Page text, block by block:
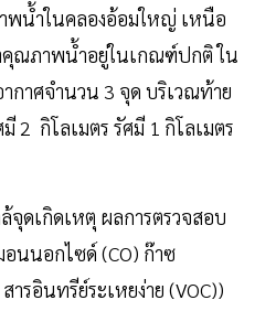
พน้ำในคลองอ้อมใหญ่ เหนือ
คุณภาพน้ำอยู่ในเกณฑ์ปกติ ใน
กาศจำนวน 3 จุด บริเวณท้าย
2 กิโลเมตร รัศมี 1 กิโลเมตร
ดเกิดเหตุ ผลการตรวจสอบ
นนอกไซด์ (CO) ก๊าซ
รอินทรีย์ระเหยง่าย (VOC))